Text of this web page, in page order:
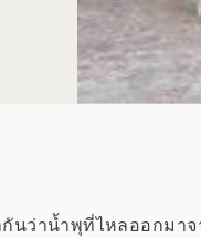
นว่าน้ำพุที่ไหลออกมา